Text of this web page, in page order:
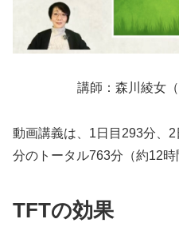
講師：森川綾女
動画講義は、1日目293分、
分のトータル763分（約12時
TFTの効果